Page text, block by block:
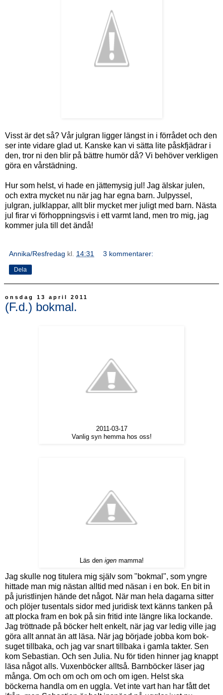
Visst är det så? Vår julgran ligger längst in i förrådet och den
ser inte vidare glad ut. Kanske kan vi sätta lite påskfjädrar i
den, tror ni den blir på bättre humör då? Vi behöver verkligen
göra en vårstädning.
Hur som helst, vi hade en jättemysig jul! Jag älskar julen,
och extra mycket nu när jag har egna barn. Julpyssel,
julgran, julklappar, allt blir mycket mer juligt med barn. Nästa
jul firar vi förhoppningsvis i ett varmt land, men tro mig, jag
kommer jula till det ändå!
Annika/Resfredag kl. 14:31 3 kommentarer:
Dela
onsdag 13 april 2011
(F.d.) bokmal.
2011-03-17
Vanlig syn hemma hos oss!
Läs den igen mamma!
Jag skulle nog titulera mig själv som "bokmal", som yngre
hittade man mig nästan alltid med näsan i en bok. En bit in
på juristlinjen hände det något. När man hela dagarna sitter
och plöjer tusentals sidor med juridisk text känns tanken på
att plocka fram en bok på sin fritid inte längre lika lockande.
Jag tröttnade på böcker helt enkelt, när jag var ledig ville jag
göra allt annat än att läsa. När jag började jobba kom bok-
suget tillbaka, och jag var snart tillbaka i gamla takter. Sen
kom Sebastian. Och sen Julia. Nu för tiden hinner jag knappt
läsa något alls. Vuxenböcker alltså. Barnböcker läser jag
många. Om och om och om och om igen. Helst ska
böckerna handla om en uggla. Vet inte vart han har fått det